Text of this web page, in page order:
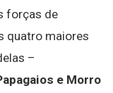
forças de
quatro maiores
–
e Morro